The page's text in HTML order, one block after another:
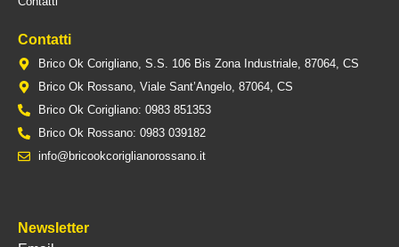
Contatti
Brico Ok Corigliano, S.S. 106 Bis Zona Industriale, 87064, CS
Brico Ok Rossano, Viale Sant’Angelo, 87064, CS
Brico Ok Corigliano: 0983 851353
Brico Ok Rossano: 0983 039182
info@bricookcoriglianorossano.it
Newsletter